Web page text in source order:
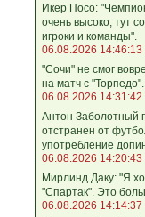
Икер Посо:
очень высоко, тут
игроки и команды".
06.08.2026 14:46:13
"Сочи" не смог
на матч с "Торпедо".
06.08.2026 14:31:42
Антон Заболотный
отстранен от
употребление
06.08.2026 14:20:43
Мирлинд Даку: "Я
"Спартак". Это
06.08.2026 14:14:37